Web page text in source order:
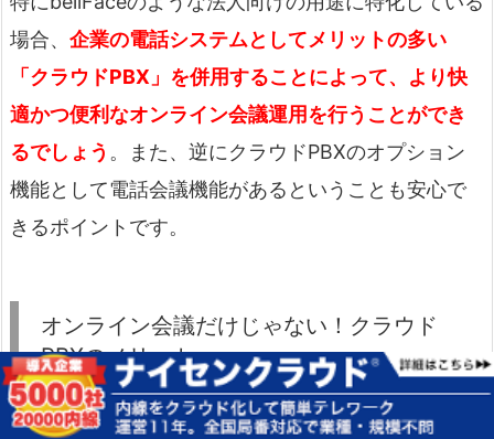
場合、 企業の電話システムとしてメリットの多い
「クラウドPBX」を併用することによって、より快
適かつ便利なオンライン会議運用を行うことができ
るでしょう 。また、逆にクラウドPBXのオプション
機能として電話会議機能があるということも安心で
きるポイントです。
オンライン会議だけじゃない！クラウド
PBXのメリット